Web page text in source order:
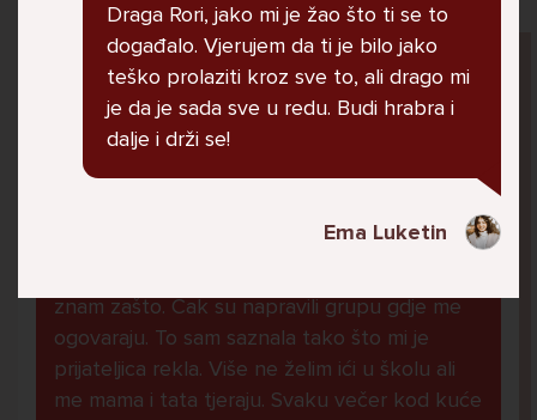
Pitaj Stručnjaka
STRUCNJAK
znam zašto. Čak su napravili grupu gdje me
ogovaraju. To sam saznala tako što mi je
prijateljica rekla. Više ne želim ići u školu ali
me mama i tata tjeraju. Svaku večer kod kuće
Draga Rori, jako mi je žao što ti se to
događalo. Vjerujem da ti je bilo jako
teško prolaziti kroz sve to, ali drago mi
je da je sada sve u redu. Budi hrabra i
dalje i drži se!
Ema Luketin